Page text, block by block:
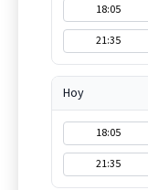
18:05
21:35
Hoy
18:05
21:35